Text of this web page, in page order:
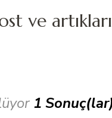
ve
1